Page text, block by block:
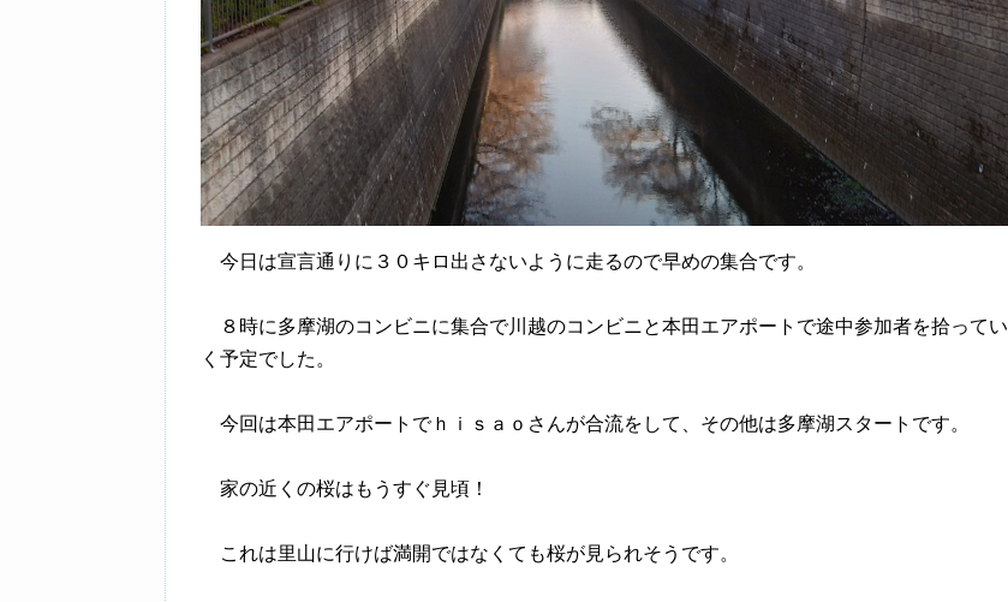
今日は宣言通りに３０キロ出さないように走るので早めの集合です。
８時に多摩湖のコンビニに集合で川越のコンビニと本田エアポートで途中参加者を拾ってい
く予定でした。
今回は本田エアポートでｈｉｓａｏさんが合流をして、その他は多摩湖スタートです。
家の近くの桜はもうすぐ見頃！
これは里山に行けば満開ではなくても桜が見られそうです。